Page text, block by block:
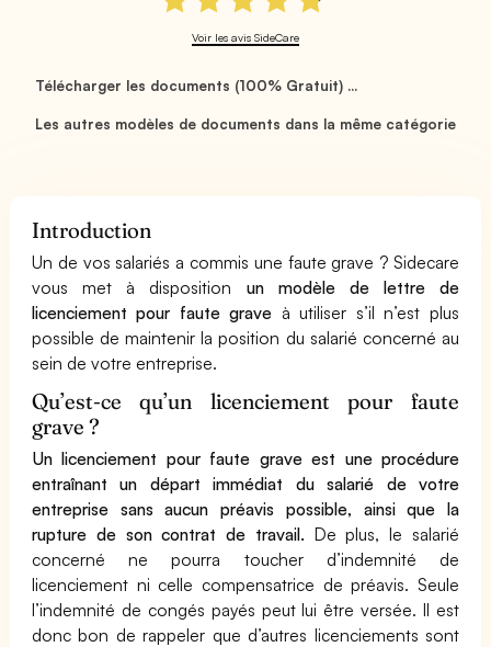
Voir les avis SideCare
Télécharger les documents (100% Gratuit) ...
Les autres modèles de documents dans la même catégorie
Introduction
Un de vos salariés a commis une faute grave ? Sidecare
vous met à disposition un modèle de lettre de
licenciement pour faute grave à utiliser s’il n’est plus
possible de maintenir la position du salarié concerné au
sein de votre entreprise.
Qu’est-ce qu’un licenciement pour faute
grave ?
Un licenciement pour faute grave est une procédure
entraînant un départ immédiat du salarié de votre
entreprise sans aucun préavis possible, ainsi que la
rupture de son contrat de travail. De plus, le salarié
concerné ne pourra toucher d’indemnité de
licenciement ni celle compensatrice de préavis. Seule
l’indemnité de congés payés peut lui être versée. Il est
donc bon de rappeler que d’autres licenciements sont